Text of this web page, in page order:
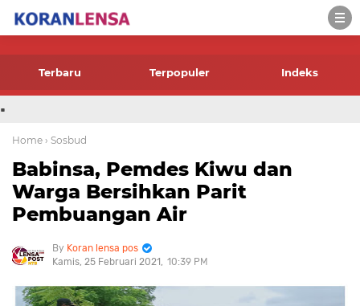
-->
Terbaru Terpopuler Indeks
.
Home › Sosbud
Babinsa, Pemdes Kiwu dan
Warga Bersihkan Parit
Pembuangan Air
Koran lensa pos
Kamis, 25 Februari 2021
10:39 PM